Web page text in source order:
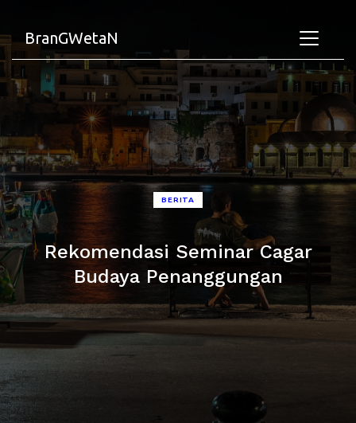
BranGWetaN
BERITA
Rekomendasi Seminar Cagar
Budaya Penanggungan